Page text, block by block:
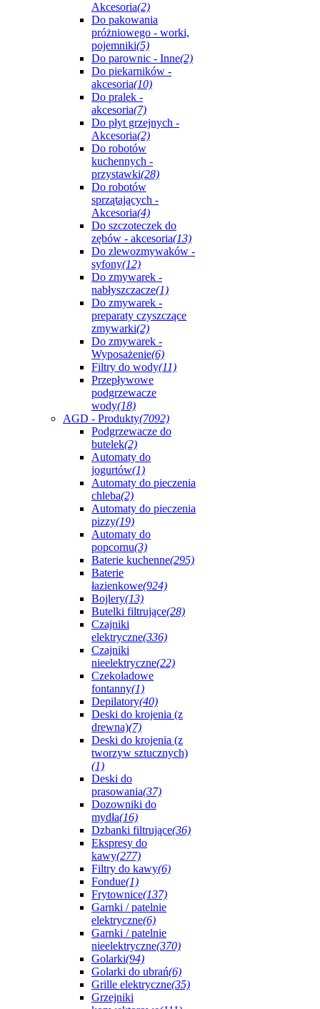
Akcesoria(2)
Do pakowania
próżniowego - worki,
pojemniki(5)
Do parownic - Inne(2)
Do piekarników -
akcesoria(10)
Do pralek -
akcesoria(7)
Do płyt grzejnych -
Akcesoria(2)
Do robotów
kuchennych -
przystawki(28)
Do robotów
sprzątających -
Akcesoria(4)
Do szczoteczek do
zębów - akcesoria(13)
Do zlewozmywaków -
syfony(12)
Do zmywarek -
nabłyszczacze(1)
Do zmywarek -
preparaty czyszczące
zmywarki(2)
Do zmywarek -
Wyposażenie(6)
Filtry do wody(11)
Przepływowe
podgrzewacze
wody(18)
AGD - Produkty(7092)
Podgrzewacze do
butelek(2)
Automaty do
jogurtów(1)
Automaty do pieczenia
chleba(2)
Automaty do pieczenia
pizzy(19)
Automaty do
popcornu(3)
Baterie kuchenne(295)
Baterie
łazienkowe(924)
Bojlery(13)
Butelki filtrujące(28)
Czajniki
elektryczne(336)
Czajniki
nieelektryczne(22)
Czekoladowe
fontanny(1)
Depilatory(40)
Deski do krojenia (z
drewna)(7)
Deski do krojenia (z
tworzyw sztucznych)
(1)
Deski do
prasowania(37)
Dozowniki do
mydła(16)
Dzbanki filtrujące(36)
Ekspresy do
kawy(277)
Filtry do kawy(6)
Fondue(1)
Frytownice(137)
Garnki / patelnie
elektryczne(6)
Garnki / patelnie
nieelektryczne(370)
Golarki(94)
Golarki do ubrań(6)
Grille elektryczne(35)
Grzejniki